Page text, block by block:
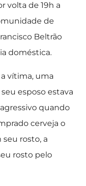
volta de 19h a
de
Beltrão
doméstica.
vítima, uma
esposo estava
quando
cerveja o
rosto, a
rosto pelo